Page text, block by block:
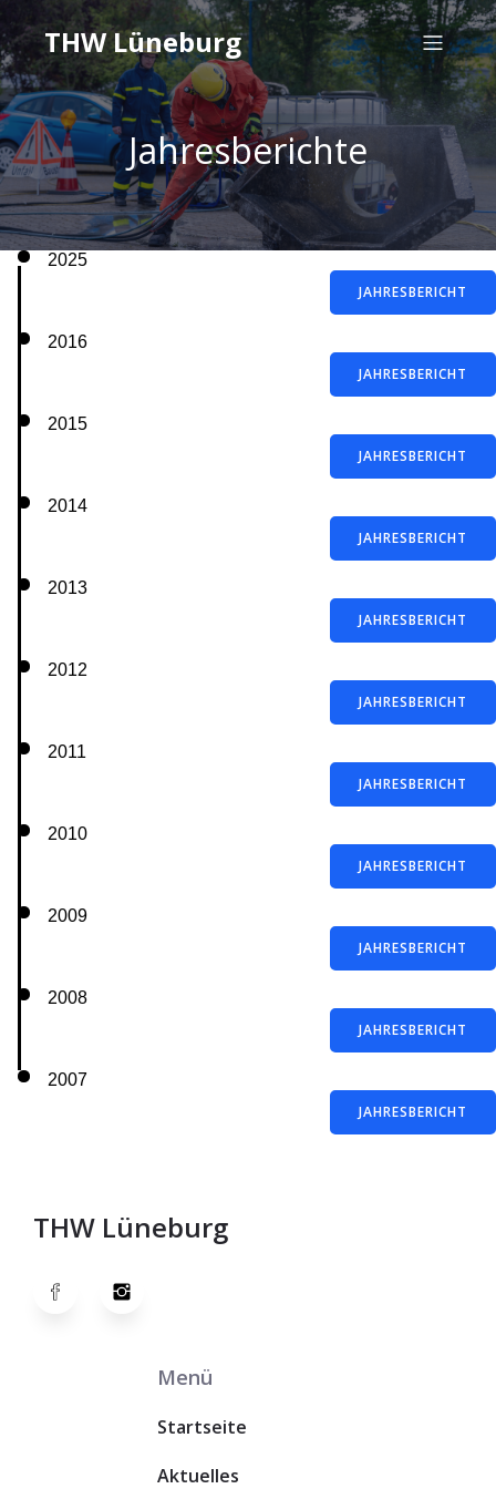
THW Lüneburg
Jahresberichte
2025
JAHRESBERICHT
2016
JAHRESBERICHT
2015
JAHRESBERICHT
2014
JAHRESBERICHT
2013
JAHRESBERICHT
2012
JAHRESBERICHT
2011
JAHRESBERICHT
2010
JAHRESBERICHT
2009
JAHRESBERICHT
2008
JAHRESBERICHT
2007
JAHRESBERICHT
THW Lüneburg
Menü
Startseite
Aktuelles